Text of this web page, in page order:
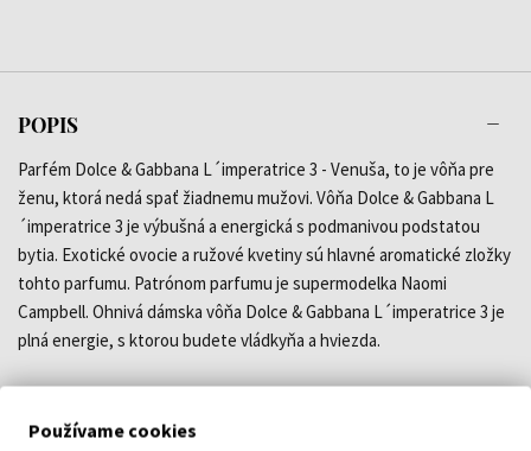
POPIS
Parfém Dolce & Gabbana L´imperatrice 3 - Venuša, to je vôňa pre
ženu, ktorá nedá spať žiadnemu mužovi. Vôňa Dolce & Gabbana L
´imperatrice 3 je výbušná a energická s podmanivou podstatou
bytia. Exotické ovocie a ružové kvetiny sú hlavné aromatické zložky
tohto parfumu. Patrónom parfumu je supermodelka Naomi
Campbell. Ohnivá dámska vôňa Dolce & Gabbana L´imperatrice 3 je
plná energie, s ktorou budete vládkyňa a hviezda.
DETAILY
Používame cookies